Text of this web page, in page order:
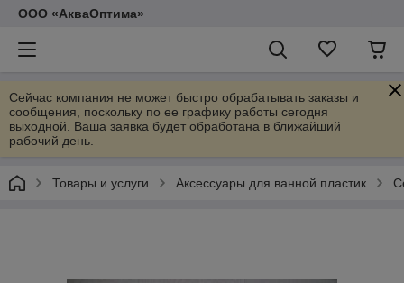
ООО «АкваОптима»
Сейчас компания не может быстро обрабатывать заказы и
сообщения, поскольку по ее графику работы сегодня
выходной. Ваша заявка будет обработана в ближайший
рабочий день.
Товары и услуги Аксессуары для ванной пластик